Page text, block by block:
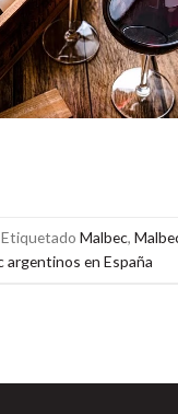
Etiquetado Malbec,
argentinos en España